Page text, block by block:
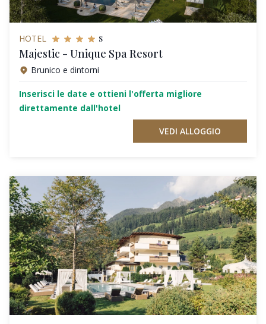
HOTEL s
Majestic - Unique Spa Resort
Brunico e dintorni
Inserisci le date e ottieni l'offerta migliore
direttamente dall'hotel
VEDI ALLOGGIO